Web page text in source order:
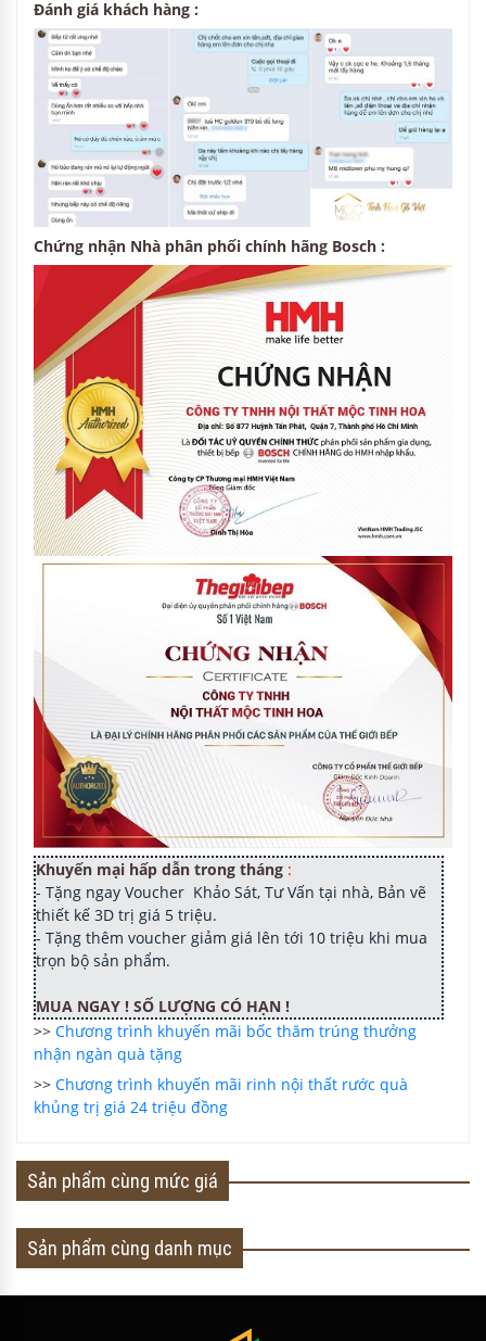
Đánh giá khách hàng :
Chứng nhận Nhà phân phối chính hãng Bosch :
Khuyến mại hấp dẫn trong tháng :
- Tặng ngay Voucher Khảo Sát, Tư Vấn tại nhà, Bản vẽ
thiết kế 3D trị giá 5 triệu.
- Tặng thêm voucher giảm giá lên tới 10 triệu khi mua
trọn bộ sản phẩm.
MUA NGAY ! SỐ LƯỢNG CÓ HẠN !
>> Chương trình khuyến mãi bốc thăm trúng thưởng
nhận ngàn quà tặng
>> Chương trình khuyến mãi rinh nội thất rước quà
khủng trị giá 24 triệu đồng
Sản phẩm cùng mức giá
Sản phẩm cùng danh mục